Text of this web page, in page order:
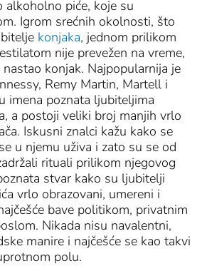
piće, koje su
Igrom srećnih okolnosti, što
konjaka, jednom prilikom
nije prevežen na vreme,
konjak. Najpopularnija je
Remy Martin, Martell i
imena poznata ljubiteljima
a postoji veliki broj manjih vrlo
Iskusni znalci kažu kako se
u njemu uživa i zato su se od
rituali prilikom njegovog
stvar kako su ljubitelji
vrlo obrazovani, umereni i
bave politikom, privatnim
Nikada nisu navalentni,
manire i najčešće se kao takvi
polu.